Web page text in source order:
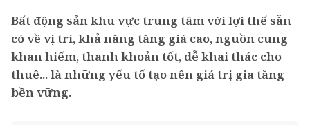
Bất động sản khu vực trung tâm với lợi thế sẵn
có về vị trí, khả năng tăng giá cao, nguồn cung
khan hiếm, thanh khoản tốt, dễ khai thác cho
thuê... là những yếu tố tạo nên giá trị gia tăng
bền vững.